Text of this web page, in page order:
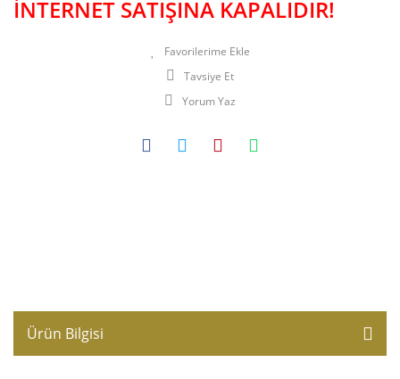
İNTERNET SATIŞINA KAPALIDIR!
Tavsiye Et
Yorum Yaz
Ürün Bilgisi